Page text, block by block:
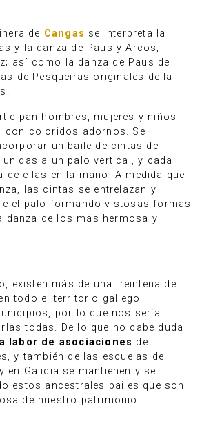
de Cangas se interpreta la
y la danza de Paus y Arcos,
así como la danza de Paus de
de Pesqueiras originales de la
hombres, mujeres y niños
con coloridos adornos. Se
un baile de cintas de
a un palo vertical, y cada
de ellas en la mano. A medida que
las cintas se entrelazan y
el palo formando vistosas formas
danza de los más hermosa y
existen más de una treintena de
todo el territorio gallego
por lo que nos sería
todas. De lo que no cabe duda
labor de asociaciones de
y también de las escuelas de
en Galicia se mantienen y se
estos ancestrales bailes que son
de nuestro patrimonio